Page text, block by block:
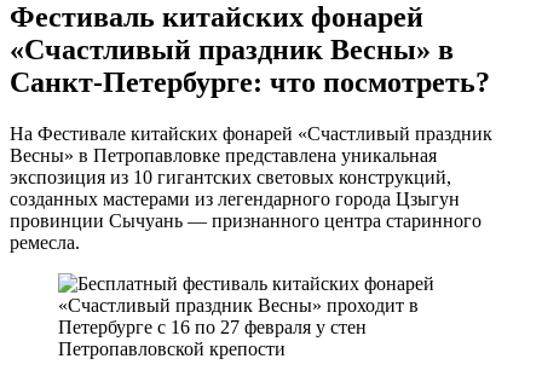
Фестиваль китайских фонарей
«Счастливый праздник Весны» в
Санкт-Петербурге: что посмотреть?
На Фестивале китайских фонарей «Счастливый праздник
Весны» в Петропавловке представлена уникальная
экспозиция из 10 гигантских световых конструкций,
созданных мастерами из легендарного города Цзыгун
провинции Сычуань — признанного центра старинного
ремесла.